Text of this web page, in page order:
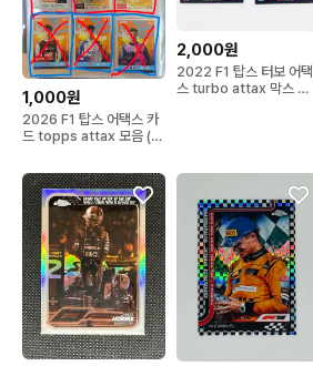
1,000원
2026 F1 탑스 어택스 카
드 topps attax 모음 (레
라리 샤를 르클레르, 메르
세데스 조지 러셀 키미 안
토넬리 등)
2,000원
2022 F1 탑스 터보 어택
스 turbo attax 막스 베